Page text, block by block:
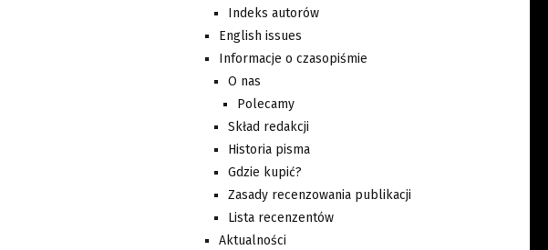
Indeks autorów
English issues
Informacje o czasopiśmie
O nas
Polecamy
Skład redakcji
Historia pisma
Gdzie kupić?
Zasady recenzowania publikacji
Lista recenzentów
Aktualności